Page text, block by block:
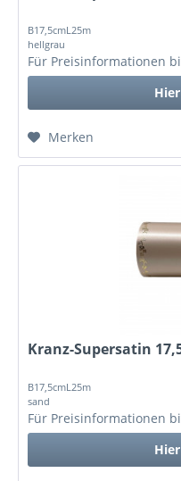
B17,5cmL25m
hellgrau
Für Preisinformationen
Merken
Kranz-Supersatin
B17,5cmL25m
sand
Für Preisinformationen